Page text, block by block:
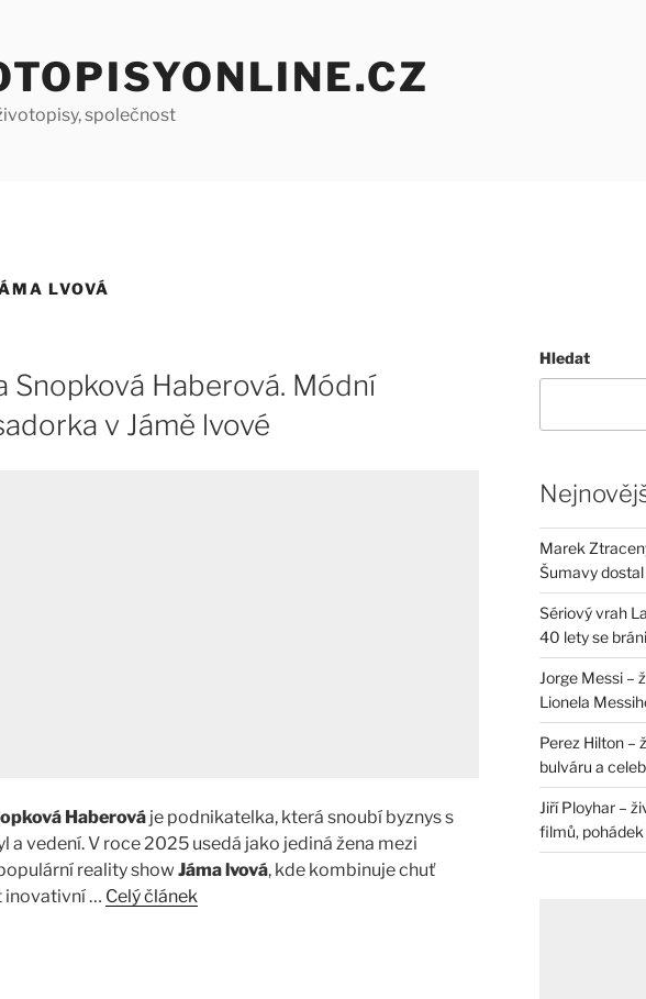
společnost
LVOVÁ
Snopková Haberová. Módní
v Jámě lvové
Haberová je podnikatelka, která snoubí byznys s
a vedení. V roce 2025 usedá jako jediná žena mezi
reality show Jáma lvová, kde kombinuje chuť
… Celý článek
Hledat
Marek
Šumavy
Sériový vrah
40 lety se
Jorge Messi –
Lionela
Perez Hilton –
bulváru a
Jiří Ployhar –
filmů, pohádek